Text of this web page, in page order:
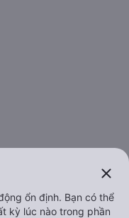
close
ổn định. Bạn có thể
kỳ lúc nào trong phần